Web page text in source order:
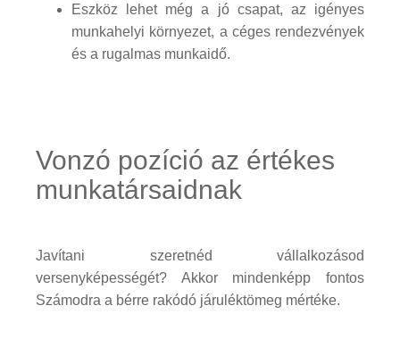
Eszköz lehet még a jó csapat, az igényes
munkahelyi környezet, a céges rendezvények
és a rugalmas munkaidő.
Vonzó pozíció az értékes
munkatársaidnak
Javítani szeretnéd vállalkozásod
versenyképességét? Akkor mindenképp fontos
Számodra a bérre rakódó járuléktömeg mértéke.